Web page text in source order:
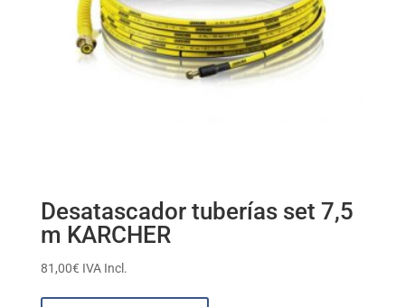
Desatascador tuberías set 7,5
m KARCHER
81,00€ IVA Incl.